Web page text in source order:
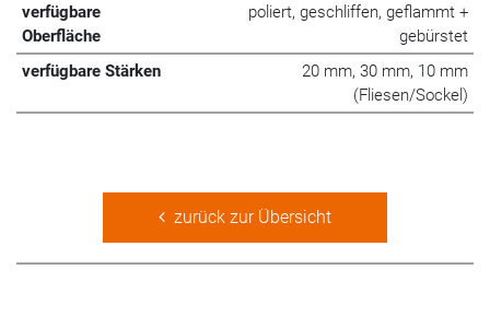
verfügbare
Oberfläche
poliert, geschliffen, geflammt +
gebürstet
verfügbare Stärken
20 mm, 30 mm, 10 mm
(Fliesen/Sockel)
zurück zur Übersicht